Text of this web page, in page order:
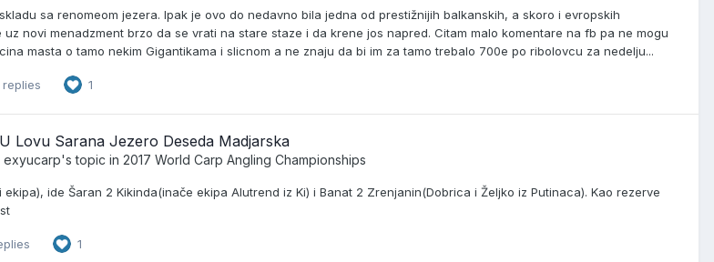
sa renomeom jezera. Ipak je ovo do nedavno bila jedna od prestižnijih balkanskih, a skoro i evropskih
novi menadzment brzo da se vrati na stare staze i da krene jos napred. Citam malo komentare na fb pa ne mogu
masta o tamo nekim Gigantikama i slicnom a ne znaju da bi im za tamo trebalo 700e po ribolovcu za nedelju...
replies 1
Lovu Sarana Jezero Deseda Madjarska
exyucarp's topic in 2017 World Carp Angling Championships
ide Šaran 2 Kikinda(inače ekipa Alutrend iz Ki) i Banat 2 Zrenjanin(Dobrica i Željko iz Putinaca). Kao rezerve
1